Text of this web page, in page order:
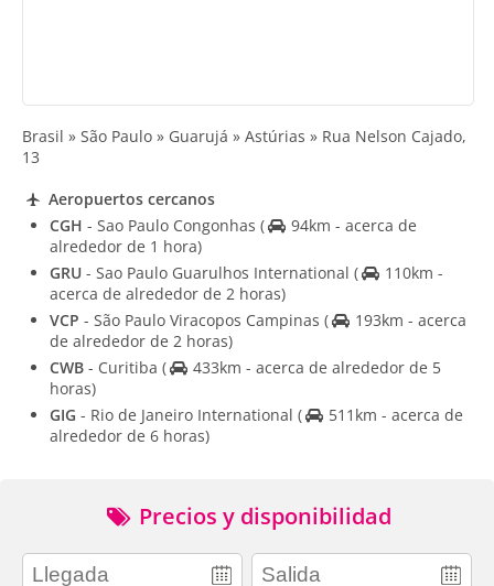
Brasil » São Paulo » Guarujá » Astúrias » Rua Nelson Cajado,
13
Aeropuertos cercanos
CGH - Sao Paulo Congonhas (
94km - acerca de
alrededor de 1 hora)
GRU - Sao Paulo Guarulhos International (
110km -
acerca de alrededor de 2 horas)
VCP - São Paulo Viracopos Campinas (
193km - acerca
de alrededor de 2 horas)
CWB - Curitiba (
433km - acerca de alrededor de 5
horas)
GIG - Rio de Janeiro International (
511km - acerca de
alrededor de 6 horas)
Precios y disponibilidad